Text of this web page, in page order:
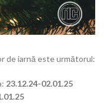
de iarnă este următorul:
23.12.24-02.01.25